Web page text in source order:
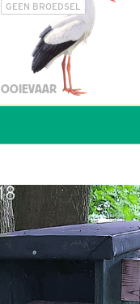
GEEN BROEDSEL
OOIEVAAR